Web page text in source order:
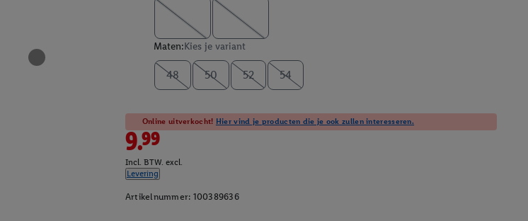
Maten:Kies je variant
48 50 52 54
Online uitverkocht! Hier vind je producten die je ook zullen interesseren.
9.99
Incl. BTW. excl.
Levering
Artikelnummer: 100389636